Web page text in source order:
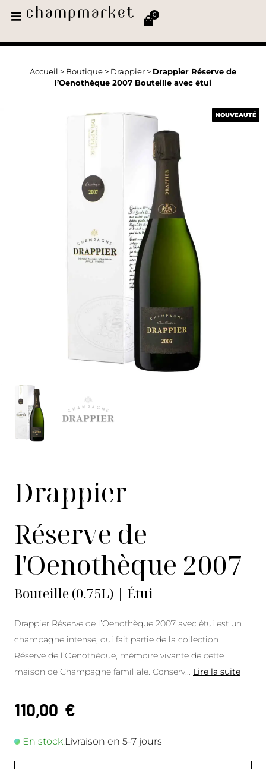
0
Accueil > Boutique > Drappier > Drappier Réserve de
l’Oenothèque 2007 Bouteille avec étui
NOUVEAUTÉ
Drappier
Réserve de
l'Oenothèque 2007
Bouteille (0.75L) | Étui
Drappier Réserve de l’Oenothèque 2007 avec étui est un
champagne intense, qui fait partie de la collection
Réserve de l’Oenothèque, mémoire vivante de cette
maison de Champagne familiale. Conserv
Lire la suite
110,00 €
En stock.Livraison en 5-7 jours